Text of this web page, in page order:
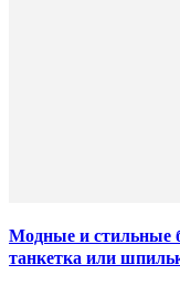
Модные и стильные
танкетка или